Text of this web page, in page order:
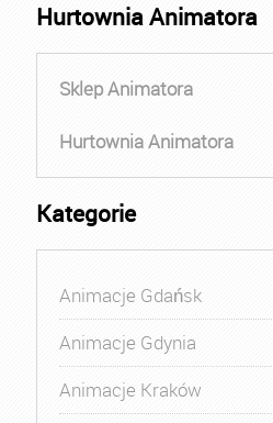
Hurtownia Animatora
Sklep Animatora
Hurtownia Animatora
Kategorie
Animacje Gdańsk
Animacje Gdynia
Animacje Kraków